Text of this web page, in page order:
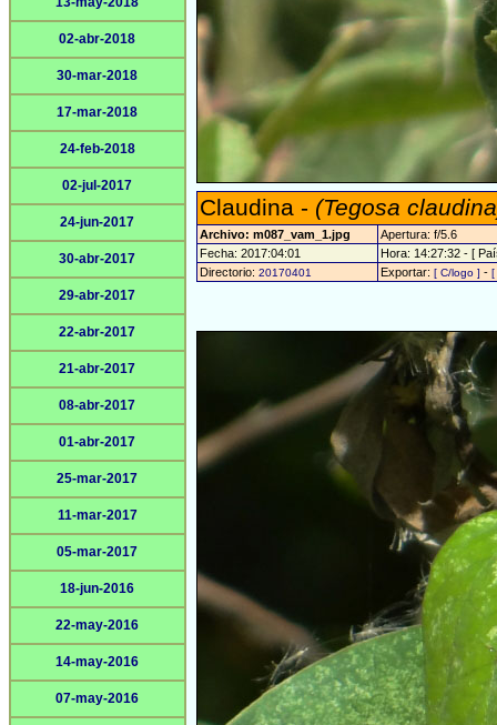
02-abr-2018
30-mar-2018
17-mar-2018
24-feb-2018
02-jul-2017
24-jun-2017
30-abr-2017
29-abr-2017
22-abr-2017
21-abr-2017
08-abr-2017
01-abr-2017
25-mar-2017
11-mar-2017
05-mar-2017
18-jun-2016
22-may-2016
14-may-2016
07-may-2016
Claudina - (Tegosa
Archivo: m087_vam_1.jpg
Apertura: f/5.6
Fecha: 2017:04:01
Hora: 14:27:32 - [
Directorio: 20170401 Exportar: [ C/logo ] - [